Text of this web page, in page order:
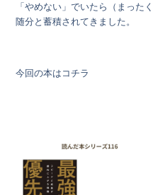
「やめない」でいたら（まった
随分と蓄積されてきました。
今回の本はコチラ